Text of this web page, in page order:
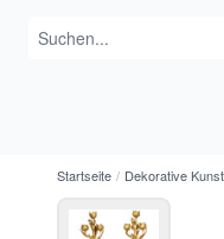
Startseite / Dekorative Kunst